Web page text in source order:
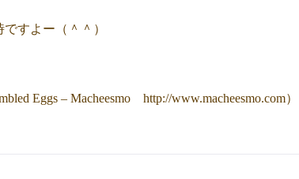
すよー（＾＾）
Eggs – Macheesmo http://www.macheesmo.com）